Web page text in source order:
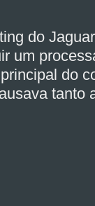
do
um
do
tanto